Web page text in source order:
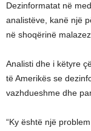
Dezinformatat në
analistëve, kanë një
në shoqërinë
Analisti dhe i këtyre
të Amerikës se
vazhdueshme dhe
“Ky është një